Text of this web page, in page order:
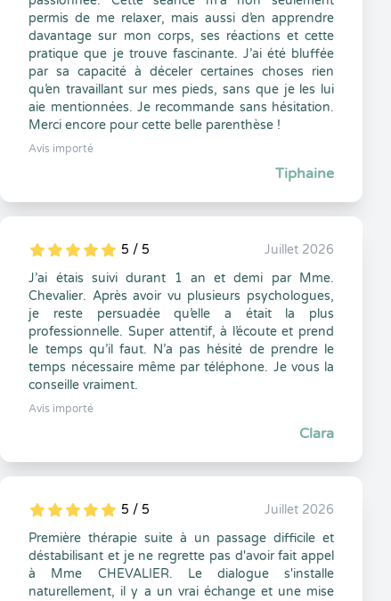
permis de me relaxer, mais aussi d’en apprendre
davantage sur mon corps, ses réactions et cette
pratique que je trouve fascinante. J’ai été bluffée
par sa capacité à déceler certaines choses rien
qu’en travaillant sur mes pieds, sans que je les lui
aie mentionnées. Je recommande sans hésitation.
Merci encore pour cette belle parenthèse !
Avis importé
Tiphaine
5
1
5
0 5 / 5
Juillet 2026
J’ai étais suivi durant 1 an et demi par Mme.
Chevalier. Après avoir vu plusieurs psychologues,
je reste persuadée qu’elle a était la plus
professionnelle. Super attentif, à l’écoute et prend
le temps qu’il faut. N’a pas hésité de prendre le
temps nécessaire même par téléphone. Je vous la
conseille vraiment.
Avis importé
Clara
5
1
5
0 5 / 5
Juillet 2026
Première thérapie suite à un passage difficile et
déstabilisant et je ne regrette pas d'avoir fait appel
à Mme CHEVALIER. Le dialogue s'installe
naturellement, il y a un vrai échange et une mise